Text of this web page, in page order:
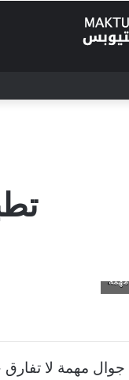
مهمة لا تفارق